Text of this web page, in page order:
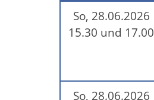
So, 28.06.2026
15.30 und 17.00
So, 28.06.2026